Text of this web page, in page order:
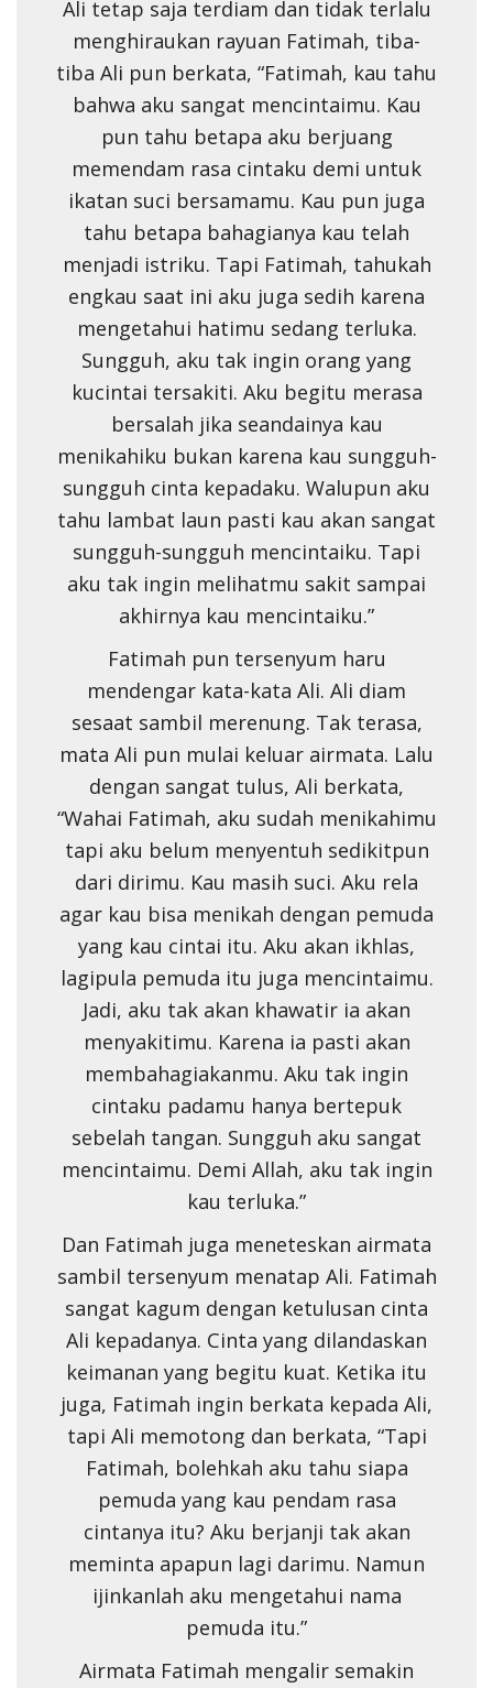
Ali tetap saja terdiam dan tidak terlalu
menghiraukan rayuan Fatimah, tiba-
tiba Ali pun berkata, “Fatimah, kau tahu
bahwa aku sangat mencintaimu. Kau
pun tahu betapa aku berjuang
memendam rasa cintaku demi untuk
ikatan suci bersamamu. Kau pun juga
tahu betapa bahagianya kau telah
menjadi istriku. Tapi Fatimah, tahukah
engkau saat ini aku juga sedih karena
mengetahui hatimu sedang terluka.
Sungguh, aku tak ingin orang yang
kucintai tersakiti. Aku begitu merasa
bersalah jika seandainya kau
menikahiku bukan karena kau sungguh-
sungguh cinta kepadaku. Walupun aku
tahu lambat laun pasti kau akan sangat
sungguh-sungguh mencintaiku. Tapi
aku tak ingin melihatmu sakit sampai
akhirnya kau mencintaiku.”
Fatimah pun tersenyum haru
mendengar kata-kata Ali. Ali diam
sesaat sambil merenung. Tak terasa,
mata Ali pun mulai keluar airmata. Lalu
dengan sangat tulus, Ali berkata,
“Wahai Fatimah, aku sudah menikahimu
tapi aku belum menyentuh sedikitpun
dari dirimu. Kau masih suci. Aku rela
agar kau bisa menikah dengan pemuda
yang kau cintai itu. Aku akan ikhlas,
lagipula pemuda itu juga mencintaimu.
Jadi, aku tak akan khawatir ia akan
menyakitimu. Karena ia pasti akan
membahagiakanmu. Aku tak ingin
cintaku padamu hanya bertepuk
sebelah tangan. Sungguh aku sangat
mencintaimu. Demi Allah, aku tak ingin
kau terluka.”
Dan Fatimah juga meneteskan airmata
sambil tersenyum menatap Ali. Fatimah
sangat kagum dengan ketulusan cinta
Ali kepadanya. Cinta yang dilandaskan
keimanan yang begitu kuat. Ketika itu
juga, Fatimah ingin berkata kepada Ali,
tapi Ali memotong dan berkata, “Tapi
Fatimah, bolehkah aku tahu siapa
pemuda yang kau pendam rasa
cintanya itu? Aku berjanji tak akan
meminta apapun lagi darimu. Namun
ijinkanlah aku mengetahui nama
pemuda itu.”
Airmata Fatimah mengalir semakin